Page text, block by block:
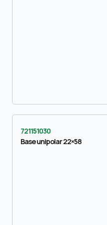
721151030
Base unipolar 22×58